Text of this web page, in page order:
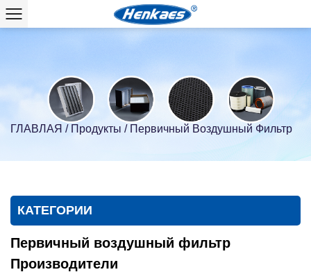
ГЛАВЛАЯ / Продукты / Первичный Воздушный Фильтр
КАТЕГОРИИ
Первичный воздушный фильтр
Производители